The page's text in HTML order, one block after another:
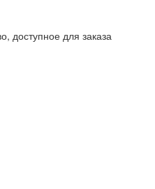
доступное для заказа